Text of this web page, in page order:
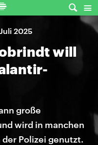
2025
will
große
wird in manchen
Polizei genutzt.